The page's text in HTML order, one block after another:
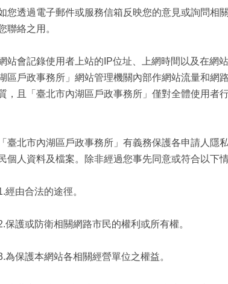
您透過電子郵件或服務信箱反映您的意見或詢問相
聯絡之用。
站會記錄使用者上站的IP位址、上網時間以及在網
區戶政事務所」網站管理機關內部作網站流量和網
，且「臺北市內湖區戶政事務所」僅對全體使用者
臺北市內湖區戶政事務所」有義務保護各申請人隱
個人資料及檔案。除非經過您事先同意或符合以下
由合法的途徑。
護或防衛相關網路市民的權利或所有權。
保護本網站各相關經營單位之權益。